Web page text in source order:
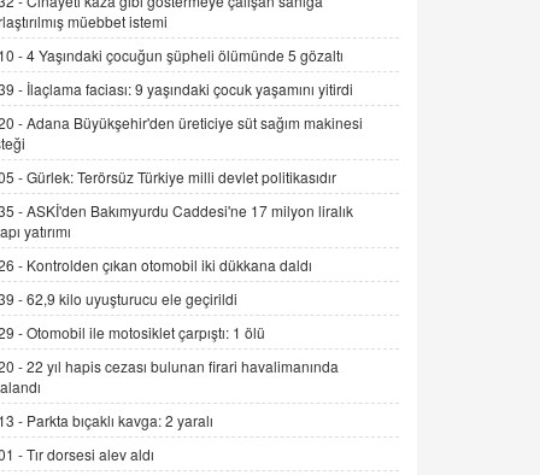
İNCİ GÜL AKÖL
Trump Keşke Adana'yı da Ziyaret Etse...
06.07.2026 13:00
Esed Destekçilerinin Yüzüne Vurulan
Şamar: Sednaya
11.12.2024 12:30
DR. EKREM ASLAN
Gerçek Ne, Algı Ne? "Beraber
Yürüyoruz" Cümlesinin Peşinden
19.07.2025 12:45
Şifacının Yolu
04.11.2025 12:56
müebbet istemi
-4 Yaşındaki çocuğun şüpheli ölümünde 5 gözaltı
- İlaçlama faciası: 9 yaşındaki çocuk yaşamını yitirdi
-Adana Büyükşehir'den üreticiye süt sağım makinesi
-Gürlek: Terörsüz Türkiye milli devlet politikasıdır
-ASKİ'den Bakımyurdu Caddesi'ne 17 milyon liralık
yatırımı
- Kontrolden çıkan otomobil iki dükkana daldı
-62,9 kilo uyuşturucu ele geçirildi
-Otomobil ile motosiklet çarpıştı: 1 ölü
-22 yıl hapis cezası bulunan firari havalimanında
- Parkta bıçaklı kavga: 2 yaralı
-Tır dorsesi alev aldı